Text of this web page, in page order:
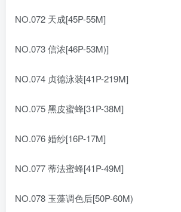
NO.072 天成[45P-55M]
NO.073 信浓[46P-53M)]
NO.074 贞德泳装[41P-219M]
NO.075 黑皮蜜蜂[31P-38M]
NO.076 婚纱[16P-17M]
NO.077 蒂法蜜蜂[41P-49M]
NO.078 玉藻调色后[50P-60M)